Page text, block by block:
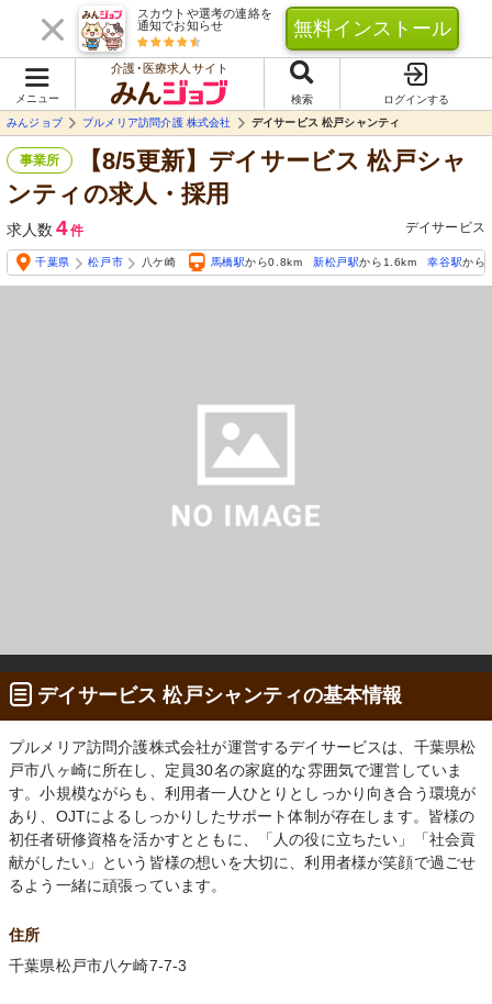
スカウトや選考の連絡を
通知でお知らせ
無料インストール
メニュー
介護･医療求人サイト
検索
ログインする
みんジョブ
プルメリア訪問介護 株式会社 デイサービス 松戸シャンティ
事業所
【8/5更新】デイサービス 松戸シャ
ンティの求人・採用
求人数 4件 デイサービス
千葉県 松戸市 八ケ崎 馬橋駅から0.8km 新松戸駅から1.6km 幸谷駅から
デイサービス 松戸シャンティの基本情報
プルメリア訪問介護株式会社が運営するデイサービスは、千葉県松
戸市八ヶ崎に所在し、定員30名の家庭的な雰囲気で運営していま
す。小規模ながらも、利用者一人ひとりとしっかり向き合う環境が
あり、OJTによるしっかりしたサポート体制が存在します。皆様の
初任者研修資格を活かすとともに、「人の役に立ちたい」「社会貢
献がしたい」という皆様の想いを大切に、利用者様が笑顔で過ごせ
るよう一緒に頑張っています。
住所
千葉県松戸市八ケ崎7-7-3